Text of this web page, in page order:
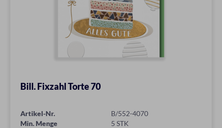
Bill. Fixzahl Torte 70
Artikel-Nr.
B/552-4070
Min. Menge
5 STK